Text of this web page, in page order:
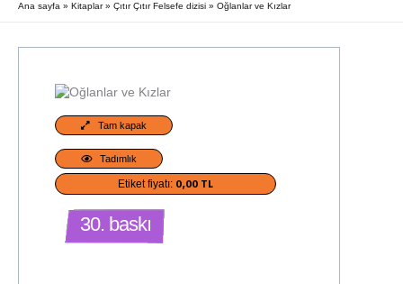
Ana sayfa Kitaplar Çıtır Çıtır Felsefe dizisi Oğlanlar ve Kızlar
Tam kapak
Tadımlık
Etiket fiyatı: 0,00 TL
30. baskı